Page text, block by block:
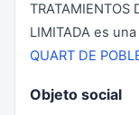
TRATAMIENTOS
LIMITADA es
QUART DE
Objeto social